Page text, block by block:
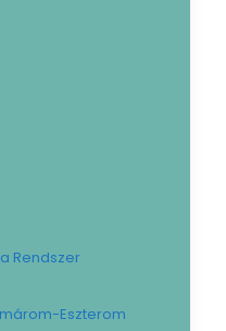
Rendszer
Eszterom